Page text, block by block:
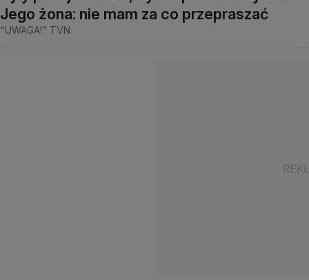
Jego żona: nie mam za co przepraszać
"UWAGA!" TVN